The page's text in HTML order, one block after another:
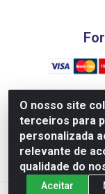
O nosso site
terceiros para
personalizada
relevante de
qualidade do
Aceitar
Distribuidora
Flores,